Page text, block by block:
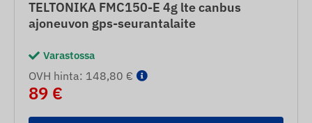
TELTONIKA FMC150-E 4g lte canbus
ajoneuvon gps-seurantalaite
Varastossa
OVH hinta: 148,80 €
89 €